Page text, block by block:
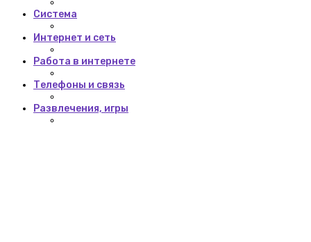
Система
Интернет и сеть
Работа в интернете
Телефоны и связь
Развлечения, игры